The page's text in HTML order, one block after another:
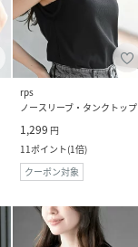
rps
ノースリーブ・タンクトップ
1,299 円
11ポイント(1倍)
クーポン対象